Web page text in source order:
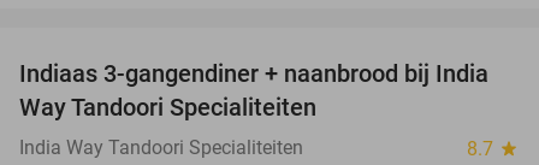
40%
Indiaas 3-gangendiner + naanbrood bij India
Way Tandoori Specialiteiten
India Way Tandoori Specialiteiten 8.7 star